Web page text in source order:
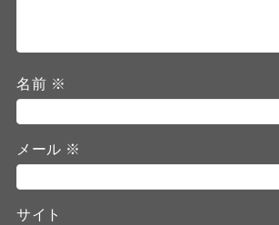
名前 ※
メール ※
サイト